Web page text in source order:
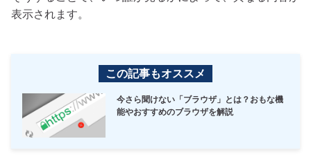
表示されます。
この記事もオススメ
今さら聞けない「ブラウザ」とは？おもな機
能やおすすめのブラウザを解説